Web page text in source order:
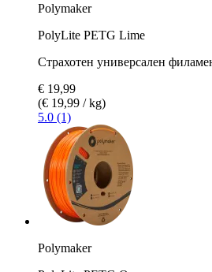
Polymaker
PolyLite PETG Lime
Страхотен универсален
€ 19,99
(€ 19,99 / kg)
5.0 (1)
Polymaker